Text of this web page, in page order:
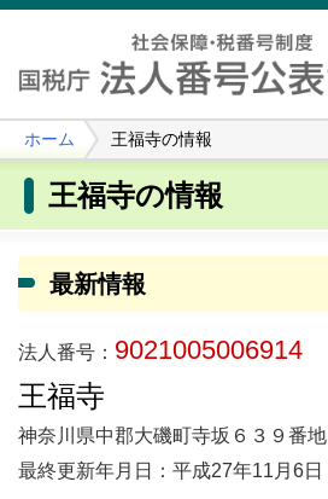
ホーム 王福寺の情報
王福寺の情報
最新情報
法人番号： 9021005006914
王福寺
神奈川県中郡大磯町寺坂６３９番地
最終更新年月日：平成27年11月6日